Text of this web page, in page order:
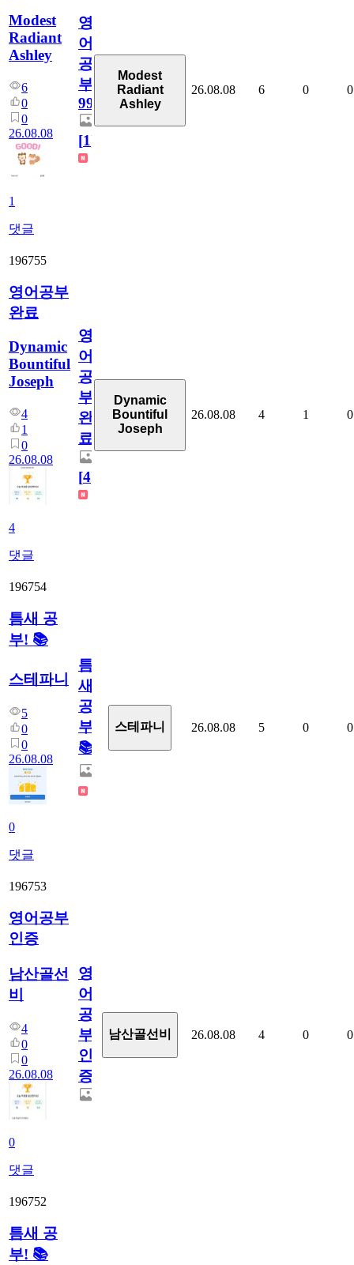
Modest
Radiant
Ashley
6
0
0
26.08.08
1
댓글
영
어
공
부
99
[1]
Modest
Radiant
Ashley
26.08.08 6 0 0
196755
영어공부
완료
Dynamic
Bountiful
Joseph
4
1
0
26.08.08
4
댓글
영
어
공
부
완
료
[4]
Dynamic
Bountiful
Joseph
26.08.08 4 1 0
196754
틈새 공
부! 📚
스테파니
5
0
0
26.08.08
0
댓글
틈
새
공
부!
📚
스테파니 26.08.08 5 0 0
196753
영어공부
인증
남산골선
비
4
0
0
26.08.08
0
댓글
영
어
공
부
인
증
남산골선비 26.08.08 4 0 0
196752
틈새 공
부! 📚